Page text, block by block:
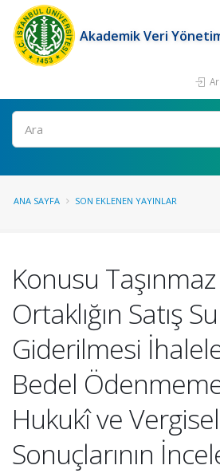
Akademik Veri
Ara
ANA SAYFA SON EKLENEN YAYINLAR
Konusu
Ortaklığın Satış
Giderilmesi
Bedel
Hukukî ve Vergisel
Sonuçlarının